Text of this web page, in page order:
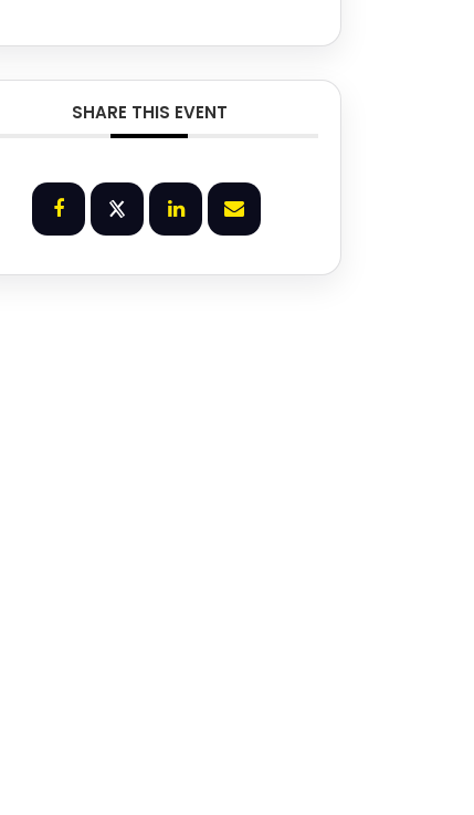
SHARE THIS EVENT